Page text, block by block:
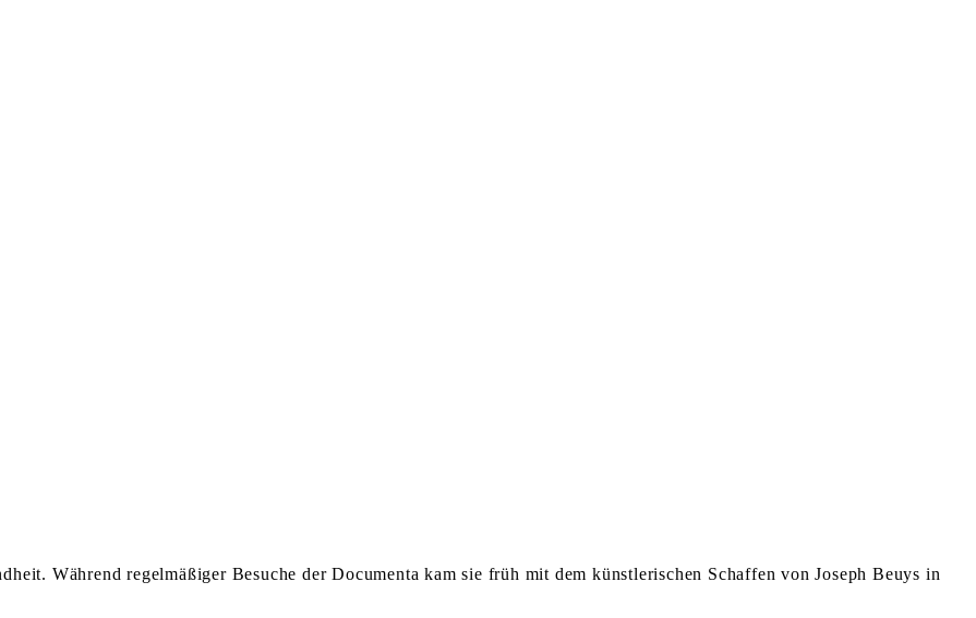
Während regelmäßiger Besuche der Documenta kam sie früh mit dem künstlerischen Schaffen von Joseph Beuys in